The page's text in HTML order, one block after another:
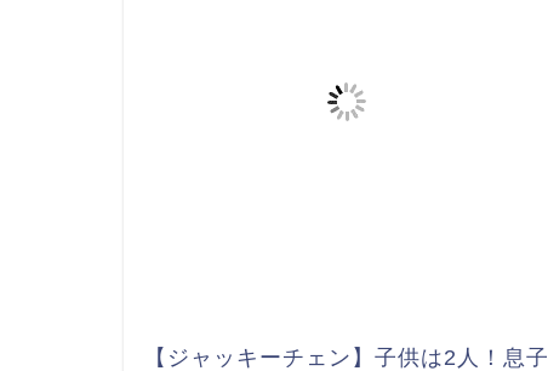
【ジャッキーチェン】子供は2人！息子